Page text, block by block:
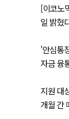
[이코노
일 밝혔
'안심통
자금 융
지원 대
개월 간